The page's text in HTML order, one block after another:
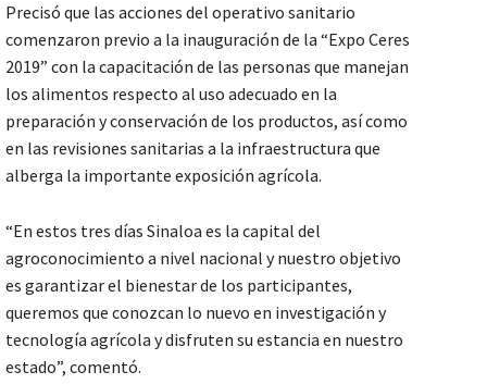
Precisó que las acciones del operativo sanitario
comenzaron previo a la inauguración de la “Expo Ceres
2019” con la capacitación de las personas que manejan
los alimentos respecto al uso adecuado en la
preparación y conservación de los productos, así como
en las revisiones sanitarias a la infraestructura que
alberga la importante exposición agrícola.
“En estos tres días Sinaloa es la capital del
agroconocimiento a nivel nacional y nuestro objetivo
es garantizar el bienestar de los participantes,
queremos que conozcan lo nuevo en investigación y
tecnología agrícola y disfruten su estancia en nuestro
estado”, comentó.